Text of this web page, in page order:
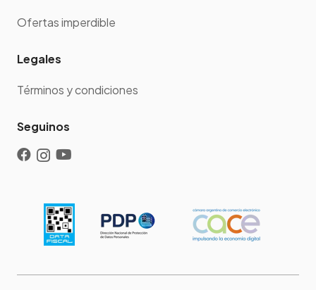
Ofertas imperdible
Legales
Términos y condiciones
Seguinos